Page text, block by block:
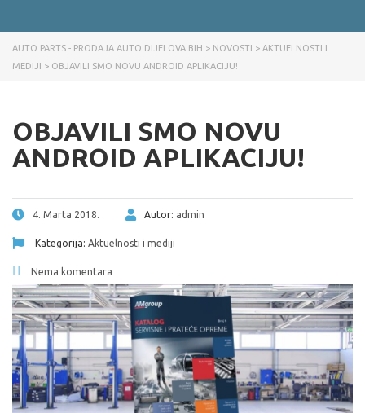
AUTO PARTS - PRODAJA AUTO DIJELOVA BIH > NOVOSTI > AKTUELNOSTI I
MEDIJI > OBJAVILI SMO NOVU ANDROID APLIKACIJU!
OBJAVILI SMO NOVU
ANDROID APLIKACIJU!
4. Marta 2018. Autor: admin
Kategorija: Aktuelnosti i mediji
Nema komentara